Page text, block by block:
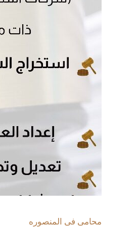
محامى فى المنصوره